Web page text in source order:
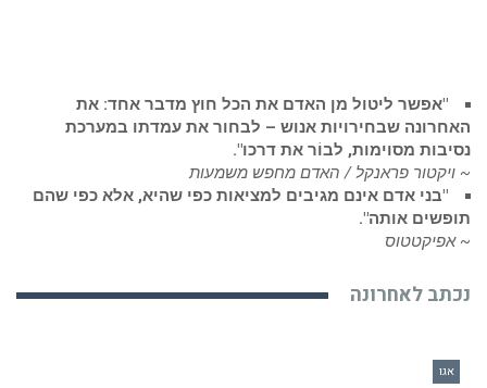
"אפשר ליטול מן האדם את הכל חוץ מדבר אחד: את
האחרונה שבחירויות אנוש – לבחור את עמדתו במערכת
נסיבות מסוימות, לבוֹר את דרכו".
~ ויקטור פראנקל / האדם מחפש משמעות
"בני אדם אינם מגיבים למציאות כפי שהיא, אלא כפי שהם
תופשים אותה".
~ אפיקטטוס
נכתב לאחרונה
אגו